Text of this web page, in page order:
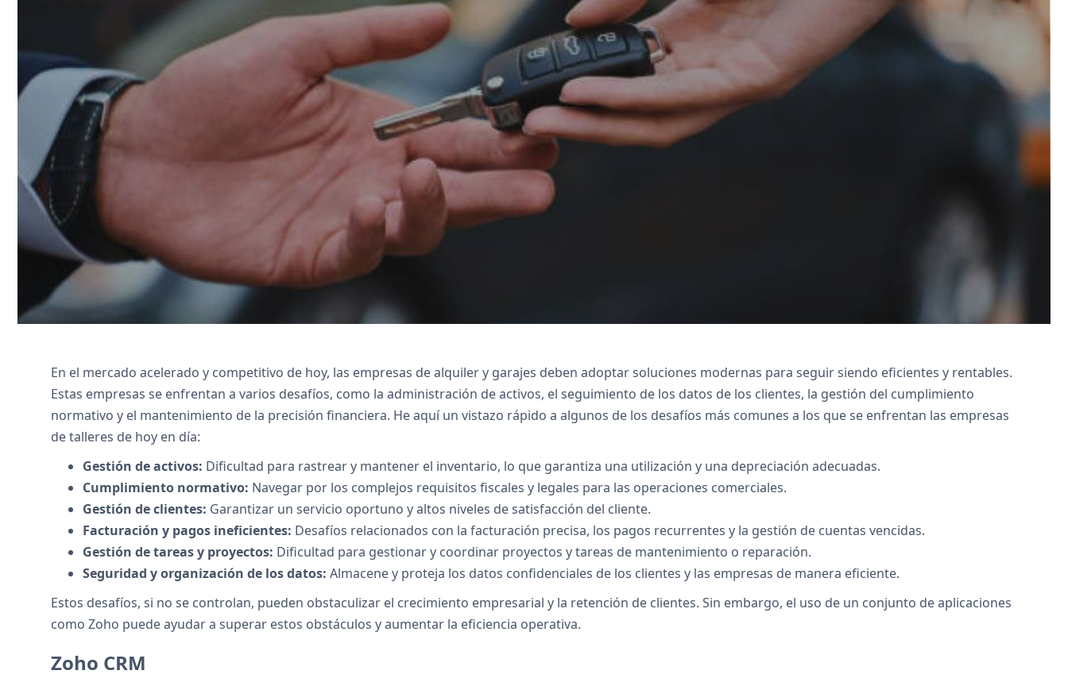
Zoho CRM agiliza la gestión de clientes, Zoho Creator personaliza los procesos de alquiler, Zoho Books automatiza la facturación,
Zoho Inventory hace un seguimiento de las existencias, Zoho Desk gestiona los tickets, Zoho Projects gestiona las tareas, Zoho
People simplifica los recursos humanos, Zoho Sign agiliza las firmas electrónicas y Zoho Analytics proporciona información.
Póngase en contacto con nosotros
En el mercado acelerado y competitivo de hoy, las empresas de alquiler y garajes deben adoptar soluciones modernas para seguir siendo eficientes y rentables.
Estas empresas se enfrentan a varios desafíos, como la administración de activos, el seguimiento de los datos de los clientes, la gestión del cumplimiento
normativo y el mantenimiento de la precisión financiera. He aquí un vistazo rápido a algunos de los desafíos más comunes a los que se enfrentan las empresas
de talleres de hoy en día:
Gestión de activos: Dificultad para rastrear y mantener el inventario, lo que garantiza una utilización y una depreciación adecuadas.
Cumplimiento normativo: Navegar por los complejos requisitos fiscales y legales para las operaciones comerciales.
Gestión de clientes: Garantizar un servicio oportuno y altos niveles de satisfacción del cliente.
Facturación y pagos ineficientes: Desafíos relacionados con la facturación precisa, los pagos recurrentes y la gestión de cuentas vencidas.
Gestión de tareas y proyectos: Dificultad para gestionar y coordinar proyectos y tareas de mantenimiento o reparación.
Seguridad y organización de los datos: Almacene y proteja los datos confidenciales de los clientes y las empresas de manera eficiente.
Estos desafíos, si no se controlan, pueden obstaculizar el crecimiento empresarial y la retención de clientes. Sin embargo, el uso de un conjunto de aplicaciones
como Zoho puede ayudar a superar estos obstáculos y aumentar la eficiencia operativa.
Zoho CRM